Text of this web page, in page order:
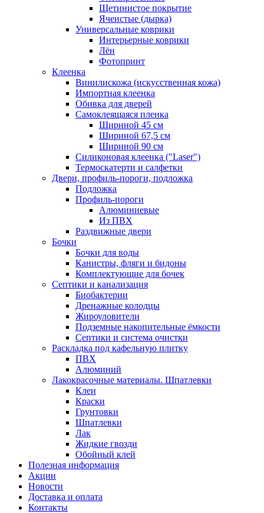
Щетинистое покрытие
Ячеистые (дырка)
Универсальные коврики
Интерьерные коврики
Лён
Фотопринт
Клеенка
Винилискожа (искусственная кожа)
Импортная клеенка
Обивка для дверей
Самоклеящаяся пленка
Шириной 45 см
Шириной 67,5 см
Шириной 90 см
Силиконовая клеенка ("Laser")
Термоскатерти и салфетки
Двери, профиль-пороги, подложка
Подложка
Профиль-пороги
Алюминиевые
Из ПВХ
Раздвижные двери
Бочки
Бочки для воды
Канистры, фляги и бидоны
Комплектующие для бочек
Септики и канализация
Биобактерии
Дренажные колодцы
Жироуловители
Подземные накопительные ёмкости
Септики и система очистки
Раскладка под кафельную плитку
ПВХ
Алюминий
Лакокрасочные материалы. Шпатлевки
Клеи
Краски
Грунтовки
Шпатлевки
Лак
Жидкие гвозди
Обойный клей
Полезная информация
Акции
Новости
Доставка и оплата
Контакты